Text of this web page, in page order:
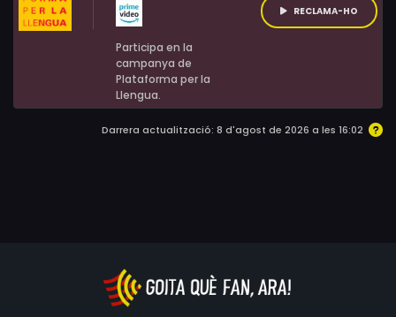
Participa en la
campanya de
Plataforma per la
Llengua.
RECLAMA-HO
Darrera actualització: 8 d'agost de 2026 a les 16:02